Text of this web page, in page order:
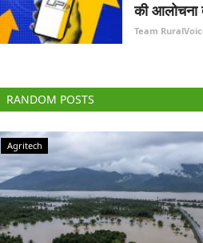
की आलोचना
Team
RANDOM POSTS
Agriculture Conclave and NACOF Awards 2022